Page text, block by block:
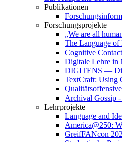
Publikationen
Forschungsprojekte
„We are all
The Language of
Cognitive
Digitale Lehre in
DIGITENS —
TextCraft: Using
Archival Gossip
Lehrprojekte
Language and
America@250:
GreifFANcon